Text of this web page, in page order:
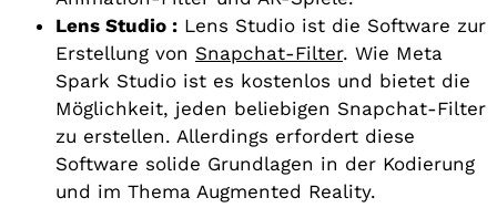
Lens Studio : Lens Studio ist die Software zur
Erstellung von Snapchat-Filter. Wie Meta
Spark Studio ist es kostenlos und bietet die
Möglichkeit, jeden beliebigen Snapchat-Filter
zu erstellen. Allerdings erfordert diese
Software solide Grundlagen in der Kodierung
und im Thema Augmented Reality.